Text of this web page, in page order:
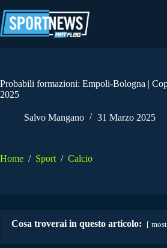
al
contenuto
Probabili formazioni: Empoli-Bologna |
2025
Salvo Mangano 31 Marzo 2025
Home / Sport / Calcio
Cosa troverai in questo articolo: